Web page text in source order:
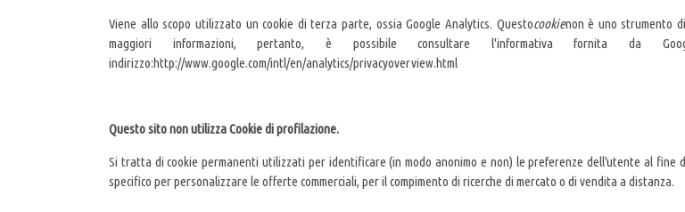
Viene allo scopo utilizzato un cookie di terza parte, ossia Google Analytics. Questocookienon è uno strumento
maggiori informazioni, pertanto, è possibile consultare l'informativa fornita da
indirizzo:http://www.google.com/intl/en/analytics/privacyoverview.html
Questo sito non utilizza Cookie di profilazione.
Si tratta di cookie permanenti utilizzati per identificare (in modo anonimo e non) le preferenze dell'utente al fine
specifico per personalizzare le offerte commerciali, per il compimento di ricerche di mercato o di vendita a distanza.